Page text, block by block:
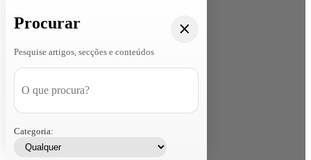
Procurar
Pesquise artigos, secções e conteúdos
Categoria: